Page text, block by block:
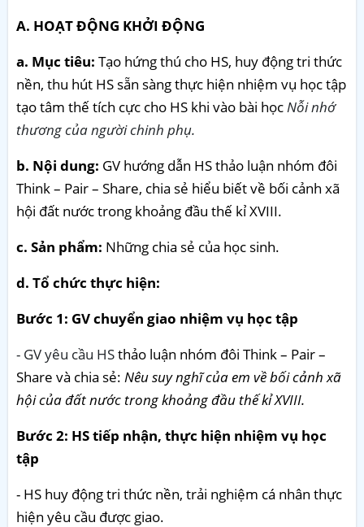
A. HOẠT ĐỘNG KHỞI ĐỘNG
a. Mục tiêu: Tạo hứng thú cho HS, huy động tri thức
nền, thu hút HS sẵn sàng thực hiện nhiệm vụ học tập
tạo tâm thế tích cực cho HS khi vào bài họcNỗi nhớ
thương của người chinh phụ.
b. Nội dung: GV hướng dẫn HS thảo luận nhóm đôi
Think – Pair – Share, chia sẻ hiểu biết về bối cảnh xã
hội đất nước trong khoảng đầu thế kỉ XVIII.
c. Sản phẩm: Những chia sẻ của học sinh.
d. Tổ chức thực hiện:
Bước 1: GV chuyển giao nhiệm vụ học tập
- GV yêu cầu HSthảo luận nhóm đôi Think – Pair –
Share và chia sẻ: Nêu suy nghĩ của em về bối cảnh xã
hội của đất nước trong khoảng đầu thế kỉ XVIII.
Bước 2: HS tiếp nhận, thực hiện nhiệm vụ học
tập
- HS huy động tri thức nền, trải nghiệm cá nhân thực
hiện yêu cầu được giao.